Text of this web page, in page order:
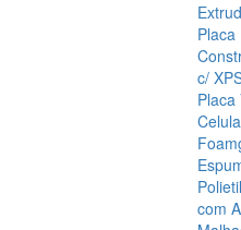
Placa
c/
Placa
com